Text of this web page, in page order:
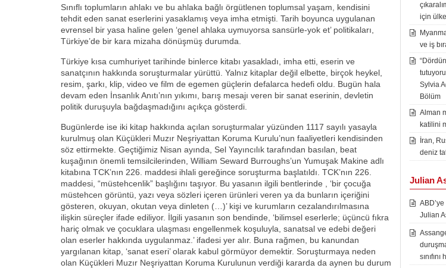
Sınıflı toplumların ahlakı ve bu ahlaka bağlı örgütlenen toplumsal yaşam, kendisini
tehdit eden sanat eserlerini yasaklamış veya imha etmişti. Tarih boyunca uygulanan
evrensel bir yasa haline gelen ‘genel ahlaka uymuyorsa sansürle-yok et’ politikaları,
Türkiye’de bir kara mizaha dönüşmüş durumda.
Türkiye kısa cumhuriyet tarihinde binlerce kitabı yasakladı, imha etti, eserin ve
sanatçının hakkında soruşturmalar yürüttü. Yalnız kitaplar değil elbette, birçok heykel,
resim, şarkı, klip, video ve film de egemen güçlerin defalarca hedefi oldu. Bugün hala
devam eden İnsanlık Anıtı’nın yıkımı, barış mesajı veren bir sanat eserinin, devletin
politik duruşuyla bağdaşmadığını açıkça gösterdi.
Bugünlerde ise iki kitap hakkında açılan soruşturmalar yüzünden 1117 sayılı yasayla
kurulmuş olan Küçükleri Muzır Neşriyattan Koruma Kurulu’nun faaliyetleri kendisinden
söz ettirmekte. Geçtiğimiz Nisan ayında, Sel Yayıncılık tarafından basılan, beat
kuşağının önemli temsilcilerinden, William Seward Burroughs’un Yumuşak Makine adlı
kitabına TCK’nın 226. maddesi ihlali gereğince soruşturma başlatıldı. TCK’nın 226.
maddesi, “müstehcenlik” başlığını taşıyor. Bu yasanın ilgili bentlerinde , ‘bir çocuğa
müstehcen görüntü, yazı veya sözleri içeren ürünleri veren ya da bunların içeriğini
gösteren, okuyan, okutan veya dinleten (…)’ kişi ve kurumların cezalandırılmasına
ilişkin süreçler ifade ediliyor. İlgili yasanın son bendinde, ‘bilimsel eserlerle; üçüncü fıkra
hariç olmak ve çocuklara ulaşması engellenmek koşuluyla, sanatsal ve edebi değeri
olan eserler hakkında uygulanmaz.’ ifadesi yer alır. Buna rağmen, bu kanundan
yargılanan kitap, ‘sanat eseri’ olarak kabul görmüyor demektir. Soruşturmaya neden
olan Küçükleri Muzır Neşriyattan Koruma Kurulunun verdiği kararda da aynen bu durum
için
ve iş
Sylvia
Bölüm
Alman
katilini
İran,
deniz
Julian
Julian